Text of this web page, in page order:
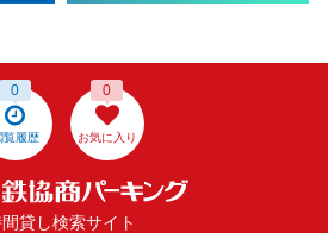
覧履歴
0
お気に入り
0
貸し検索サイト